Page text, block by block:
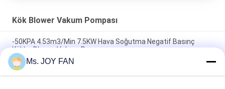
Kök Blower Vakum Pompası
-50KPA 4.53m3/Min 7.5KW Hava Soğutma Negatif Basınç
Kökler Blower Vakum Pompası
105.14m3/Min -50 ~-55kpa 160kw Hava Soğutma Su arıtma
Kökler Havalandırıcı Vakum pompası
Ms. JOY FAN